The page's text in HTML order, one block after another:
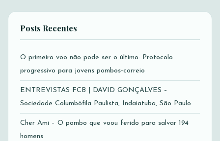
Posts Recentes
O primeiro voo não pode ser o último: Protocolo
progressivo para jovens pombos-correio
ENTREVISTAS FCB | DAVID GONÇALVES –
Sociedade Columbófila Paulista, Indaiatuba, São Paulo
Cher Ami – O pombo que voou ferido para salvar 194
homens